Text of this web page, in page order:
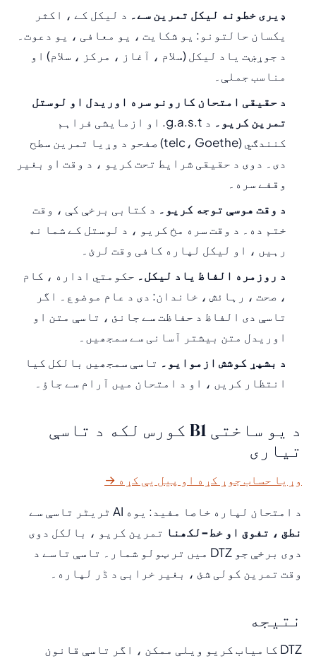
ډیری خطونه لیکل تمرین سے۔ د لیکل کے ، اکثر
یکسان حالتونو: یو شکایت ، یو معافی ، یو دعوت۔
د جوړښت یاد لیکل (سلام ، آغاز ، مرکز ، سلام) او
مناسب جملې۔
د حقیقی امتحان کارونو سره اوریدل او لوستل
تمرین کریو۔
د g.a.s.t. او ازمایشی فراہم
کنندګي (telc، Goethe) صفحو د وړیا تمرین سطح
دی۔ دوی د حقیقی شرایط تحت کریو ، د وقت او بغیر
وقفے سره۔
د وقت هوسې توجه کریو۔ د کتابی برخې کې ، وقت
ختم ده۔ د وقت سره مخ کریو ، د لوستل کے شما نه
رہیں ، او لیکل لپاره کافی وقت لرئ۔
د روزمره الفاظ یاد لیکل۔ حکومتي اداره ، کام
، صحت ، رہائش ، خاندان: دی د عام موضوع۔ اگر
تاسې دی الفاظ د حفاظت سے جانئ ، تاسې متن او
اوریدل متن بیشتر آسانی سے سمجھیں۔
د بشپړ کوشش ازموایو۔ تاسې سمجھیں بالکل کیا
انتظار کریں ، او د امتحان میں آرام سے جاؤ۔
د یو ساختی B1 کورس لکه د تاسې
تیاری
وړیا حساب جوړ کړه او پیل یې کړه →
د امتحان لپاره خاصا مفید: یوه AI ٹریٹر تاسې سے
نطق ، تفوق او خط-لکھنا تمرین کریو ، بالکل دوی
دوی برخې جو DTZ میں تر ټولو شمار۔ تاسې تاسے د
وقت تمرین کولی شئ ، بغیر خرابی د ڈر لپاره۔
نتیجه
DTZ کامیاب کریو ویلی ممکن ، اگر تاسې قانون